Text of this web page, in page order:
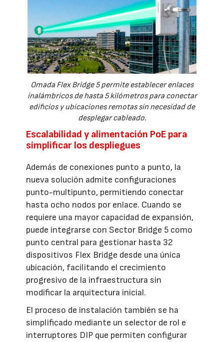
Omada Flex Bridge 5 permite establecer enlaces
inalámbricos de hasta 5 kilómetros para conectar
edificios y ubicaciones remotas sin necesidad de
desplegar cableado.
Escalabilidad y alimentación PoE para
simplificar los despliegues
Además de conexiones punto a punto, la
nueva solución admite configuraciones
punto-multipunto, permitiendo conectar
hasta ocho nodos por enlace. Cuando se
requiere una mayor capacidad de expansión,
puede integrarse con Sector Bridge 5 como
punto central para gestionar hasta 32
dispositivos Flex Bridge desde una única
ubicación, facilitando el crecimiento
progresivo de la infraestructura sin
modificar la arquitectura inicial.
El proceso de instalación también se ha
simplificado mediante un selector de rol e
interruptores DIP que permiten configurar